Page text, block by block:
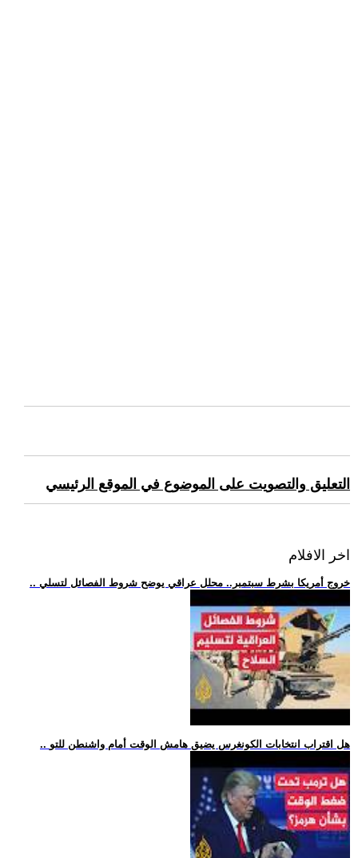
التعليق والتصويت على الموضوع في الموقع الرئيسي
اخر الافلام
.. خروج أمريكا بشرط سبتمبر.. محلل عراقي يوضح شروط الفصائل لتسلي
.. هل اقتراب انتخابات الكونغرس يضيق هامش الوقت أمام واشنطن للتو